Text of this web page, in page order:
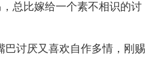
总比嫁给一个素不相识的讨
巴讨厌又喜欢自作多情，刚赐